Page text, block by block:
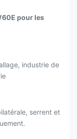
pour les
industrie de
serrent et